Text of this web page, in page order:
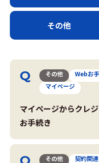
その他
その他 Webお
マイページ
マイページからクレ
お手続き
その他 契約関連